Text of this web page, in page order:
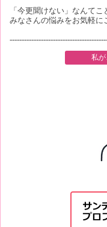
「今更聞けない」なんてこ
みなさんの悩みをお気軽に
私